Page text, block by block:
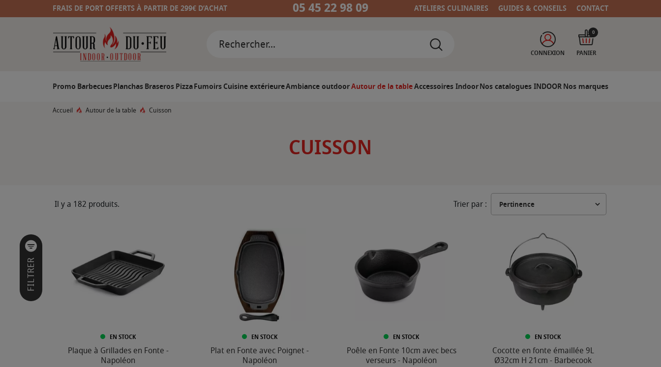
FRAIS DE PORT OFFERTS À PARTIR DE 299€ D’ACHAT 05 45 22 98 09 ATELIERS CULINAIRES GUIDES & CONSEILS CONTACT
CONNEXION PANIER
0
Promo BarbecuesPlanchasBraserosPizzaFumoirsCuisine extérieureAmbiance outdoorAutour de la tableAccessoires IndoorNos catalogues INDOORNos marques
Accueil Autour de la table Cuisson
CUISSON
FILTRER
Il y a 182 produits. Trier par :
EN STOCK
Plaque à Grillades en Fonte -
Napoléon
EN STOCK
Plat en Fonte avec Poignet -
Napoléon
EN STOCK
Poêle en Fonte 10cm avec becs
verseurs - Napoléon
EN STOCK
Cocotte en fonte émaillée 9L
Ø32cm H 21cm - Barbecook